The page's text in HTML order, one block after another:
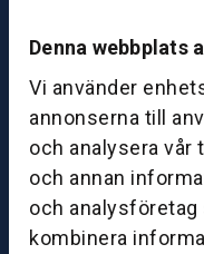
Denna webbplats
Vi använder
annonserna till
och analysera vår
och annan
och analysföretag
kombinera
S
ö
v
d
e